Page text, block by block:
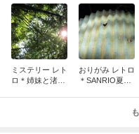
ミステリー レト
ロ＊姉妹と渚の
おりがみ レトロ
＊SANRIO夏の